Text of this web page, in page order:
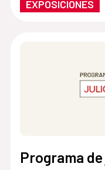
EXPOSICIONES
Programa